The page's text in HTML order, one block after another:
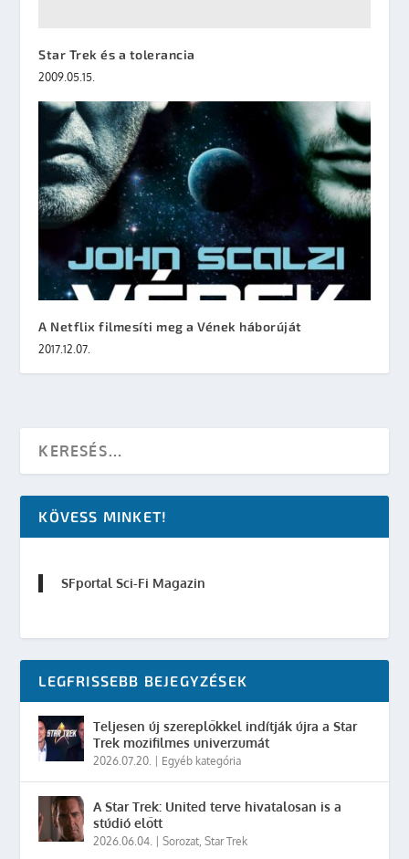
Star Trek és a tolerancia
2009.05.15.
A Netflix filmesíti meg a Vének háborúját
2017.12.07.
KÖVESS MINKET!
SFportal Sci-Fi Magazin
LEGFRISSEBB BEJEGYZÉSEK
Teljesen új szereplőkkel indítják újra a Star
Trek mozifilmes univerzumát
2026.07.20. Egyéb kategória
A Star Trek: United terve hivatalosan is a
stúdió előtt
2026.06.04. |Sorozat ,Star Trek